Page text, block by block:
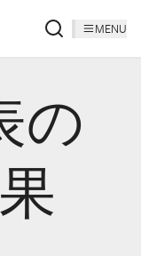
MENU
の